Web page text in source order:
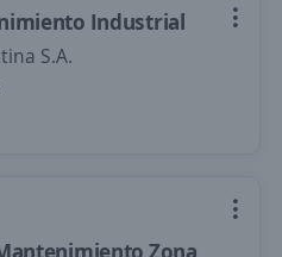
Industrial
S.A.
Zona